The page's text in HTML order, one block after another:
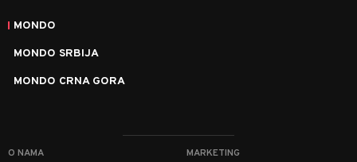
MONDO
MONDO SRBIJA
MONDO CRNA GORA
O NAMA MARKETING